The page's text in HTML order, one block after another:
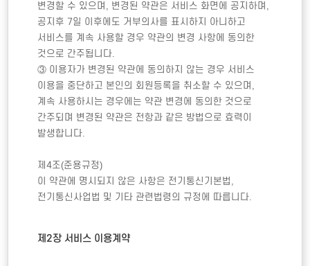
변경할 수 있으며, 변경된 약관은 서비스 화면에 공지하며,
공지후 7일 이후에도 거부의사를 표시하지 아니하고
서비스를 계속 사용할 경우 약관의 변경 사항에 동의한
것으로 간주됩니다.
③ 이용자가 변경된 약관에 동의하지 않는 경우 서비스
이용을 중단하고 본인의 회원등록을 취소할 수 있으며,
계속 사용하시는 경우에는 약관 변경에 동의한 것으로
간주되며 변경된 약관은 전항과 같은 방법으로 효력이
발생합니다.
제4조(준용규정)
이 약관에 명시되지 않은 사항은 전기통신기본법,
전기통신사업법 및 기타 관련법령의 규정에 따릅니다.
제2장 서비스 이용계약